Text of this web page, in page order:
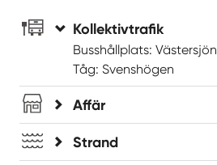
Kollektivtrafik
Busshållplats: Västersjön
Tåg: Svenshögen
Affär
Strand